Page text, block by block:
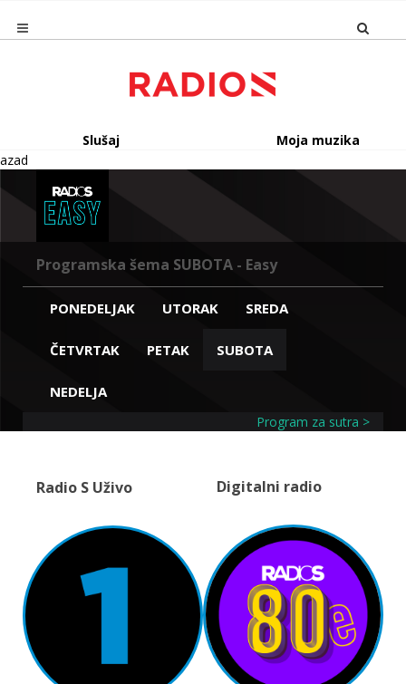
Slušaj
Moja muzika
Programska šema SUBOTA - Easy
PONEDELJAK UTORAK SREDA
ČETVRTAK PETAK SUBOTA
NEDELJA
Program za sutra >
Radio S Uživo Digitalni radio